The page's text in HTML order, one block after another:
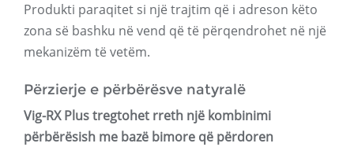
Produkti paraqitet si një trajtim që i adreson këto
zona së bashku në vend që të përqendrohet në një
mekanizëm të vetëm.
Përzierje e përbërësve natyralë
Vig-RX Plus tregtohet rreth një kombinimi
përbërësish me bazë bimore që përdoren